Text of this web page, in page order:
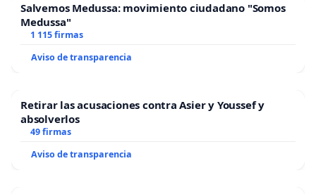
Salvemos Medussa: movimiento ciudadano "Somos
Medussa"
1 115 firmas
Aviso de transparencia
Retirar las acusaciones contra Asier y Youssef y
absolverlos
49 firmas
Aviso de transparencia